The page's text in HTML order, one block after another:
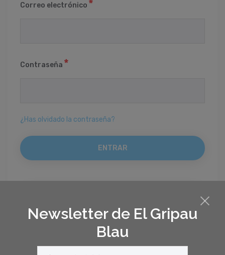
Newsletter de El Gripau
Blau
Correo electrónico
Contraseña
¿Has olvidado la contraseña?